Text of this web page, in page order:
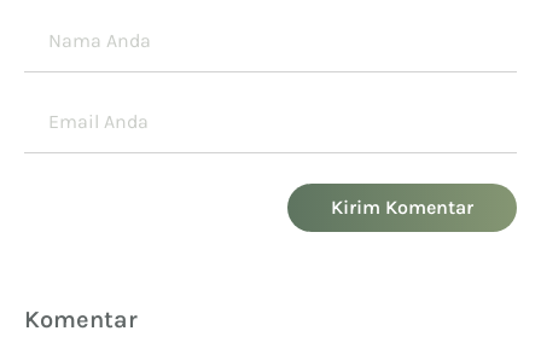
Kirim Komentar
Komentar